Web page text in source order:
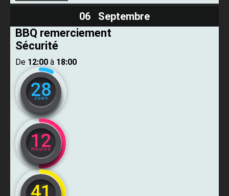
06 Septembre
BBQ remerciement
Sécurité
De ​ 12:00 ​ à ​ 18:00
28
Jours
12
Heures